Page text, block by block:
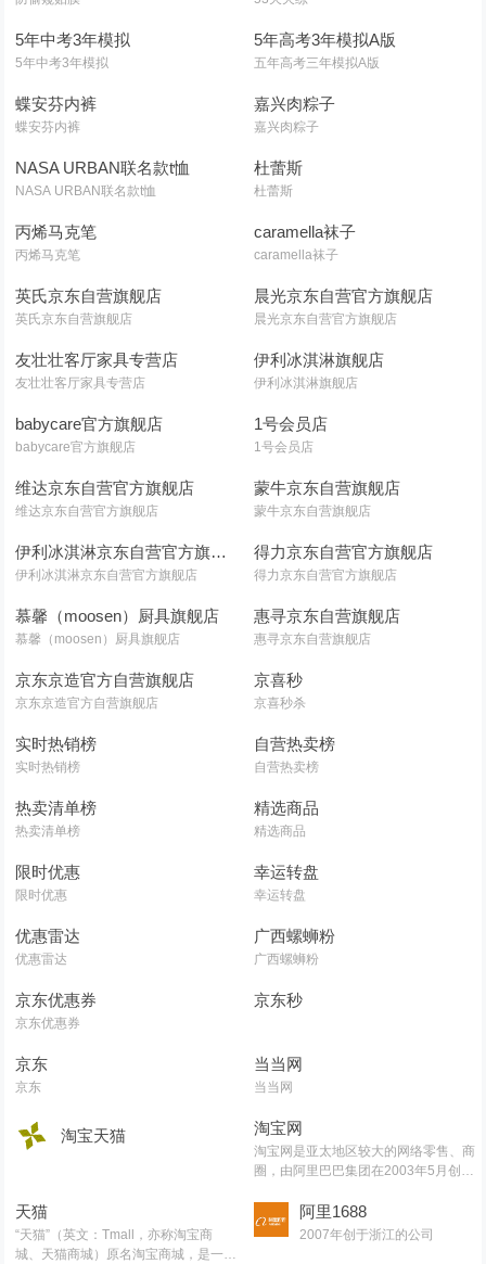
5年中考3年模拟
5年中考3年模拟
5年高考3年模拟A版
五年高考三年模拟A版
蝶安芬内裤
蝶安芬内裤
嘉兴肉粽子
嘉兴肉粽子
NASA URBAN联名款t恤
NASA URBAN联名款t恤
杜蕾斯
杜蕾斯
丙烯马克笔
丙烯马克笔
caramella袜子
caramella袜子
英氏京东自营旗舰店
英氏京东自营旗舰店
晨光京东自营官方旗舰店
晨光京东自营官方旗舰店
友壮壮客厅家具专营店
友壮壮客厅家具专营店
伊利冰淇淋旗舰店
伊利冰淇淋旗舰店
babycare官方旗舰店
babycare官方旗舰店
1号会员店
1号会员店
维达京东自营官方旗舰店
维达京东自营官方旗舰店
蒙牛京东自营旗舰店
蒙牛京东自营旗舰店
伊利冰淇淋京东自营官方旗舰店
伊利冰淇淋京东自营官方旗舰店
得力京东自营官方旗舰店
得力京东自营官方旗舰店
慕馨（moosen）厨具旗舰店
慕馨（moosen）厨具旗舰店
惠寻京东自营旗舰店
惠寻京东自营旗舰店
京东京造官方自营旗舰店
京东京造官方自营旗舰店
京喜秒
京喜秒杀
实时热销榜
实时热销榜
自营热卖榜
自营热卖榜
热卖清单榜
热卖清单榜
精选商品
精选商品
限时优惠
限时优惠
幸运转盘
幸运转盘
优惠雷达
优惠雷达
广西螺蛳粉
广西螺蛳粉
京东优惠券
京东优惠券
京东秒
京东
京东
当当网
当当网
淘宝天猫 淘宝网
淘宝网是亚太地区较大的网络零售、商
圈，由阿里巴巴集团在2003年5月创
天猫
“天猫”（英文：Tmall，亦称淘宝商
城、天猫商城）原名淘宝商城，是一个
阿里1688
2007年创于浙江的公司